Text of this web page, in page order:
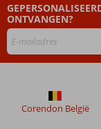
sauna's
Fitness,
games
room,
bowling
ONTVANGEN?
Corendon België